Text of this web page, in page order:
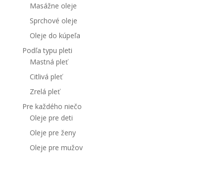
Masážne oleje
Sprchové oleje
Oleje do kúpeľa
Podľa typu pleti
Mastná pleť
Citlivá pleť
Zrelá pleť
Pre každého niečo
Oleje pre deti
Oleje pre ženy
Oleje pre mužov